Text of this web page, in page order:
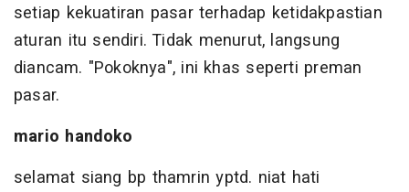
setiap kekuatiran pasar terhadap ketidakpastian
aturan itu sendiri. Tidak menurut, langsung
diancam. "Pokoknya", ini khas seperti preman
pasar.
mario handoko
selamat siang bp thamrin yptd. niat hati